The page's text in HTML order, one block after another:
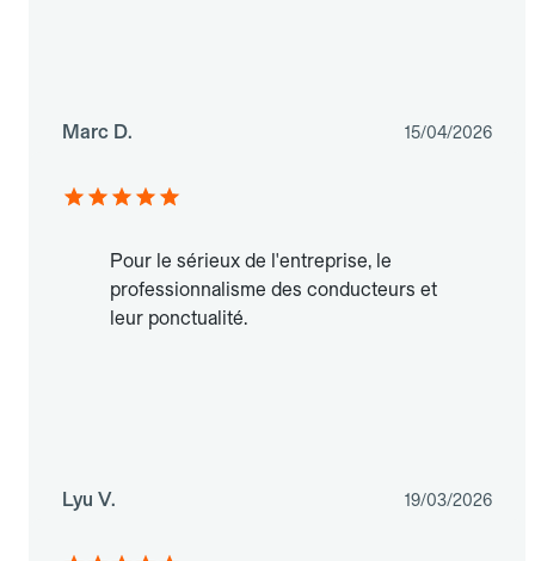
Marc D. 15/04/2026
Pour le sérieux de l'entreprise, le
professionnalisme des conducteurs et
leur ponctualité.
Lyu V. 19/03/2026